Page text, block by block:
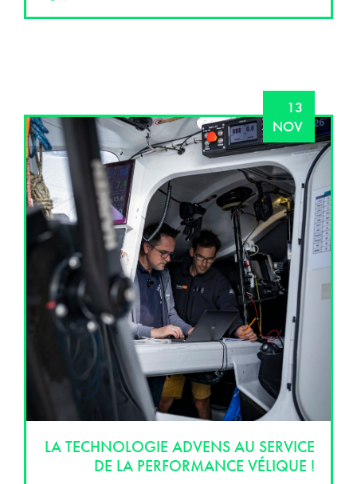
13
NOV
LA TECHNOLOGIE ADVENS AU SERVICE
DE LA PERFORMANCE VÉLIQUE !